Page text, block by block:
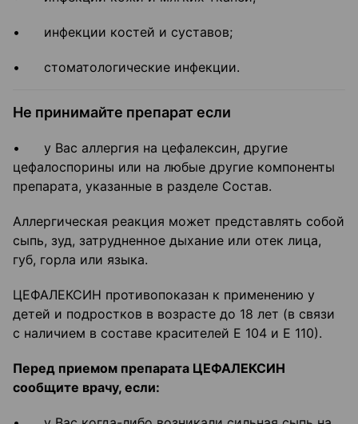
• инфекции костей и суставов;
• стоматологические инфекции.
Не принимайте препарат если
• у Вас аллергия на цефалексин, другие
цефалоспорины или на любые другие компоненты
препарата, указанные в разделе Состав.
Аллергическая реакция может представлять собой
сыпь, зуд, затрудненное дыхание или отек лица,
губ, горла или языка.
ЦЕФАЛЕКСИН противопоказан к применению у
детей и подростков в возрасте до 18 лет (в связи
с наличием в составе красителей Е 104 и Е 110).
Перед приемом препарата ЦЕФАЛЕКСИН
сообщите врачу, если: